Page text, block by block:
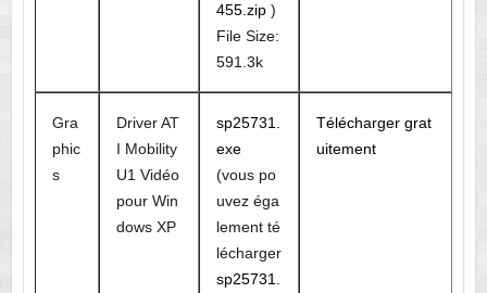
455.zip)
File Size:
591.3k
Gra
phic
s
Driver AT
I Mobility
U1 Vidéo
pour Win
dows XP
sp25731.
exe
(vous po
uvez éga
lement té
lécharger
sp25731.
Télécharger grat
uitement